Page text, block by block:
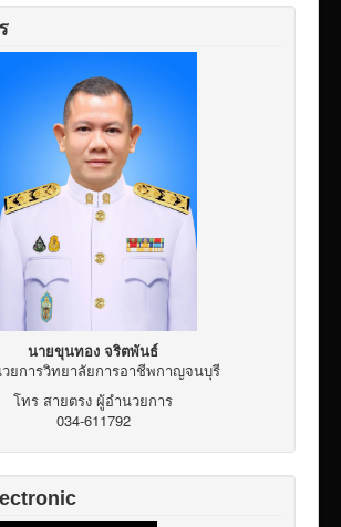
นายขุนทอง จริตพันธ์
ยการวิทยาลัยการอาชีพกาญจนบุรี
โทร สายตรง ผู้อำนวยการ
034-611792